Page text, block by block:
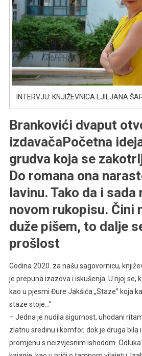
INTERVJU: KNJIŽEVNICA LJILJANA
Brankovići dvaput
izdavačaPočetna
grudva koja se
Do romana ona
lavinu. Tako da i sada
novom rukopisu. Čini
duže pišem, to dalje
prošlost
Godina 2020. za našu sagovornicu,
je prepuna izazova i iskušenja. U njoj se,
kao u pjesmi Đure Jakšića „Staze” koja
staze stoje…”
– Jedna je nudila sigurnost, uhodani
zlatnu sredinu i komfor, dok je druga bila
promjenu s neizvjesnim ishodom.